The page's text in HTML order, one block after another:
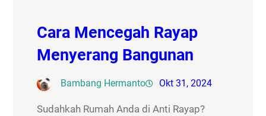
Cara Mencegah Rayap
Menyerang Bangunan
Bambang Hermanto Okt 31, 2024
Sudahkah Rumah Anda di Anti Rayap?